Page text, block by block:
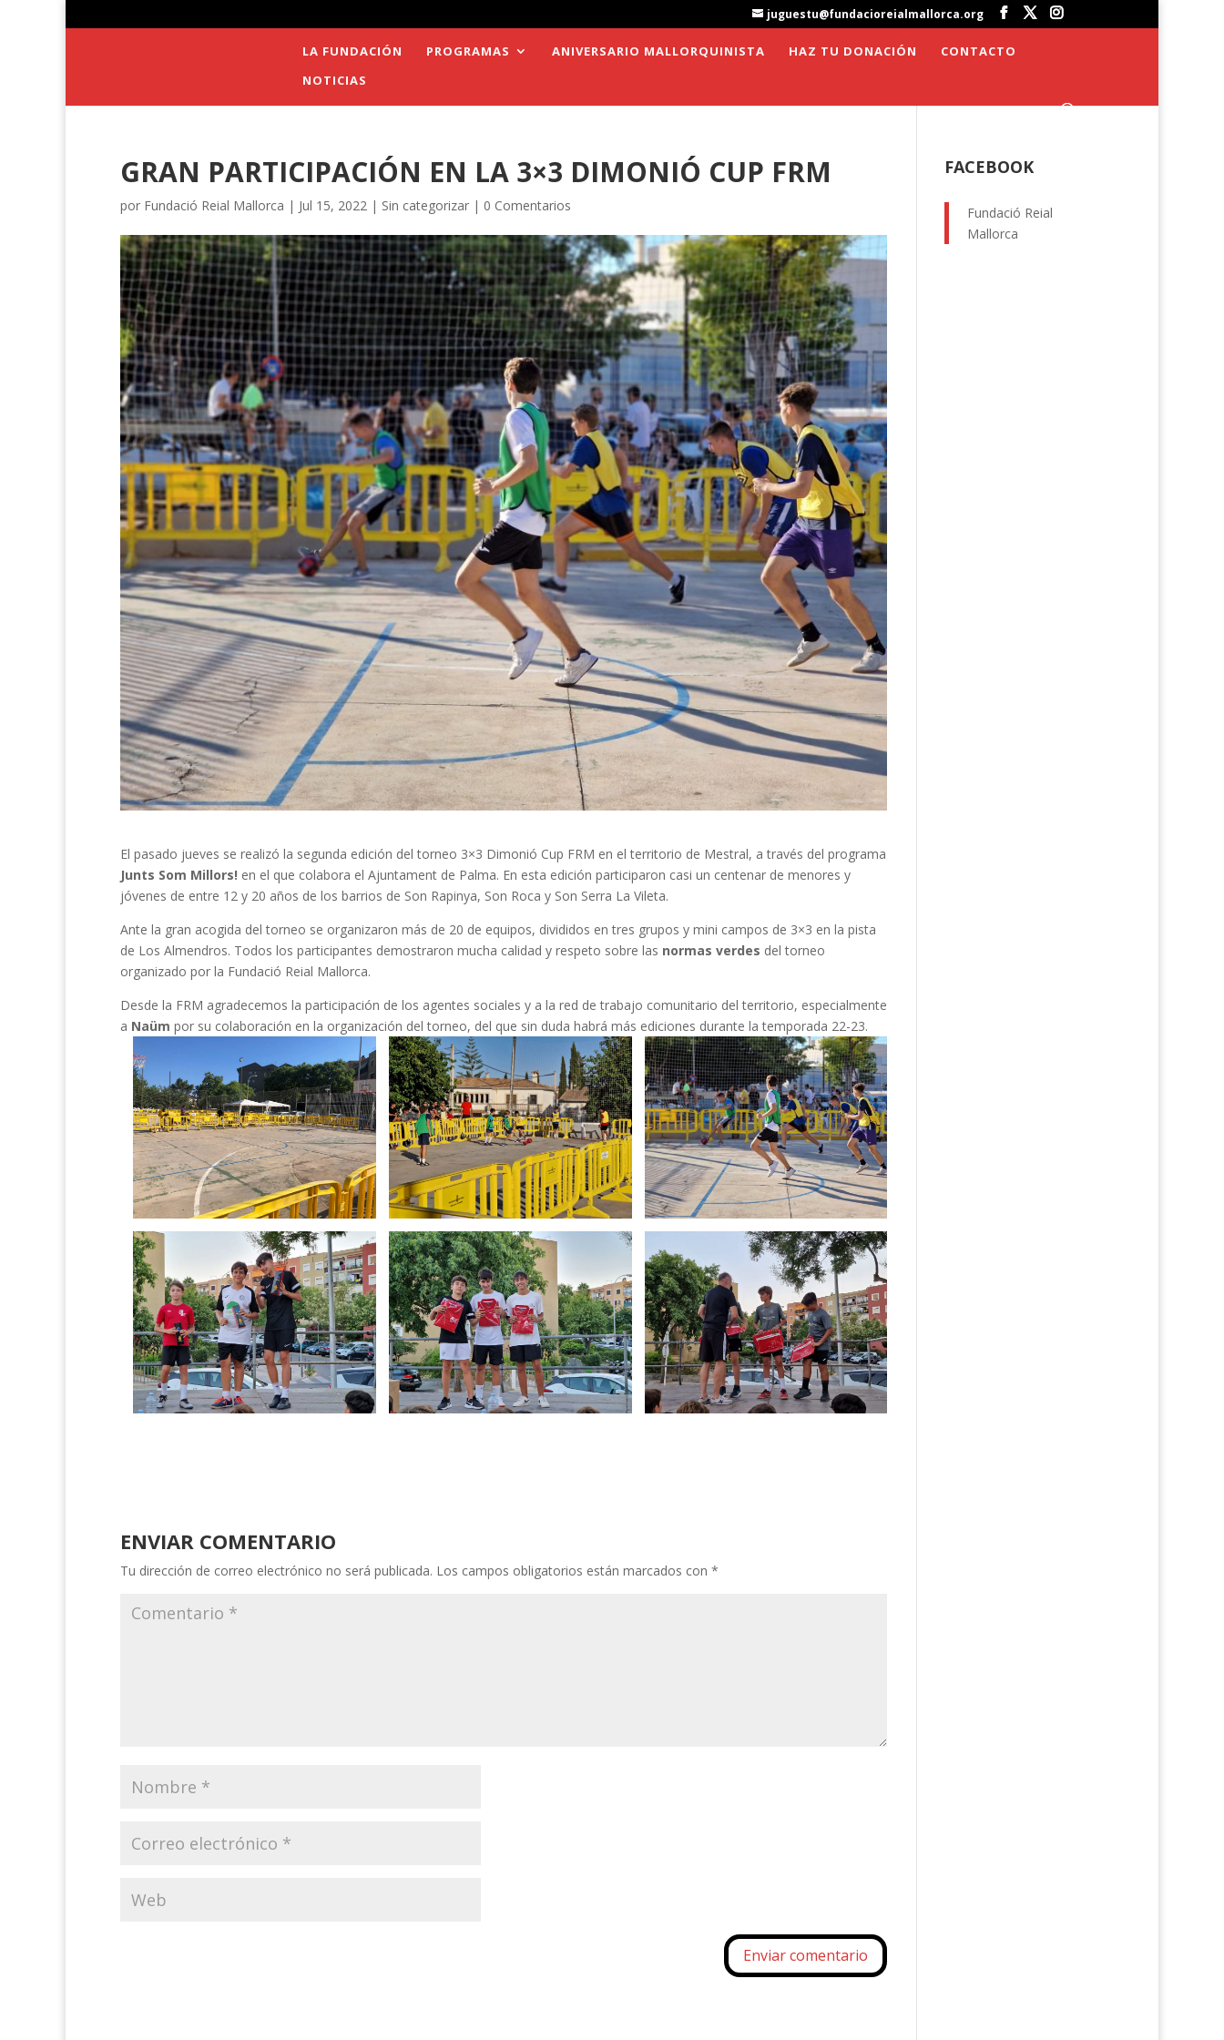
juguestu@fundacioreialmallorca.org
LA FUNDACIÓN PROGRAMAS ANIVERSARIO MALLORQUINISTA HAZ TU DONACIÓN
CONTACTO
NOTICIAS
GRAN PARTICIPACIÓN EN LA 3×3 DIMONIÓ CUP FRM
por Fundació Reial Mallorca | Jul 15, 2022 | Sin categorizar | 0 Comentarios
El pasado jueves se realizó la segunda edición del torneo 3×3 Dimonió Cup FRM en el territorio de Mestral, a través del programa
Junts Som Millors! en el que colabora el Ajuntament de Palma. En esta edición participaron casi un centenar de menores y
jóvenes de entre 12 y 20 años de los barrios de Son Rapinya, Son Roca y Son Serra La Vileta.
Ante la gran acogida del torneo se organizaron más de 20 de equipos, divididos en tres grupos y mini campos de 3×3 en la pista
de Los Almendros. Todos los participantes demostraron mucha calidad y respeto sobre las normas verdes del torneo
organizado por la Fundació Reial Mallorca.
Desde la FRM agradecemos la participación de los agentes sociales y a la red de trabajo comunitario del territorio, especialmente
a Naüm por su colaboración en la organización del torneo, del que sin duda habrá más ediciones durante la temporada 22-23.
ENVIAR COMENTARIO
Tu dirección de correo electrónico no será publicada. Los campos obligatorios están marcados con *
FACEBOOK
Fundació Reial
Mallorca